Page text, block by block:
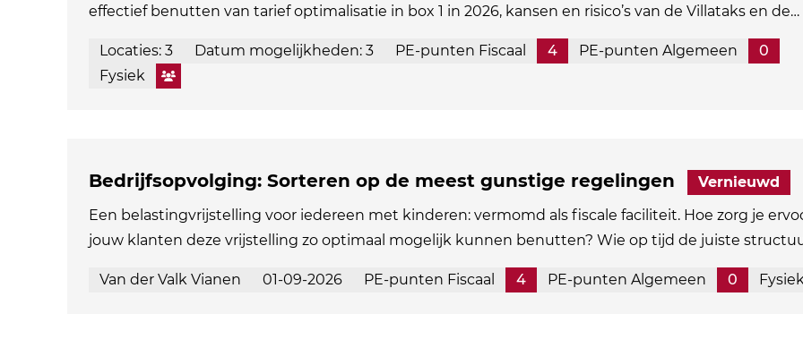
effectief benutten van tarief optimalisatie in box 1 in 2026, kansen en risico’s van de Villataks en de…
Locaties: 3 Datum mogelijkheden: 3 PE-punten Fiscaal 4 PE-punten Algemeen
0
Fysiek
Bedrijfsopvolging: Sorteren op de meest gunstige regelingen
Vernieuwd
Een belastingvrijstelling voor iedereen met kinderen: vermomd als fiscale faciliteit. Hoe zorg je
jouw klanten deze vrijstelling zo optimaal mogelijk kunnen benutten? Wie op tijd de juiste
Van der Valk Vianen 01-09-2026 PE-punten Fiscaal 4 PE-punten Algemeen 0 Fysiek